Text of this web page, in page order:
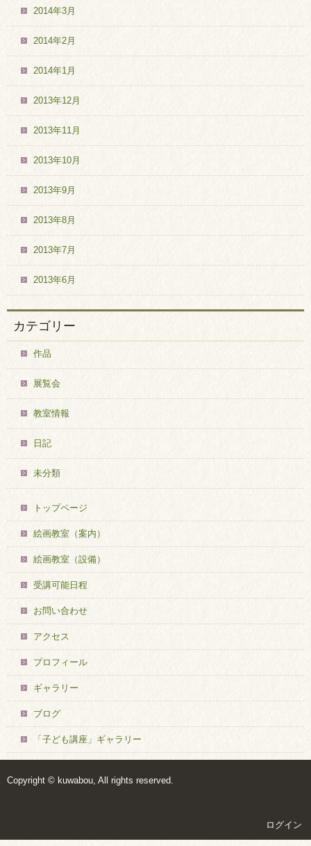
2014年3月
2014年2月
2014年1月
2013年12月
2013年11月
2013年10月
2013年9月
2013年8月
2013年7月
2013年6月
カテゴリー
作品
展覧会
教室情報
日記
未分類
トップページ
絵画教室（案内）
絵画教室（設備）
受講可能日程
お問い合わせ
アクセス
プロフィール
ギャラリー
ブログ
「子ども講座」ギャラリー
Copyright © kuwabou, All rights reserved.
ログイン